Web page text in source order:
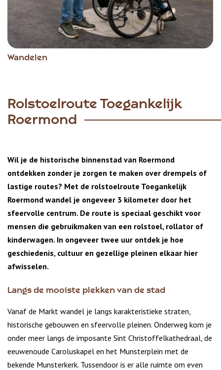
Wandelen
Rolstoelroute Toegankelijk
Roermond
Wil je de historische binnenstad van Roermond
ontdekken zonder je zorgen te maken over drempels of
lastige routes? Met de rolstoelroute Toegankelijk
Roermond wandel je ongeveer 3 kilometer door het
sfeervolle centrum. De route is speciaal geschikt voor
mensen die gebruikmaken van een rolstoel, rollator of
kinderwagen. In ongeveer twee uur ontdek je hoe
geschiedenis, cultuur en gezellige pleinen elkaar hier
afwisselen.
Langs de mooiste plekken van de stad
Vanaf de Markt wandel je langs karakteristieke straten,
historische gebouwen en sfeervolle pleinen. Onderweg kom je
onder meer langs de imposante Sint Christoffelkathedraal, de
eeuwenoude Caroluskapel en het Munsterplein met de
bekende Munsterkerk. Tussendoor is er alle ruimte om even